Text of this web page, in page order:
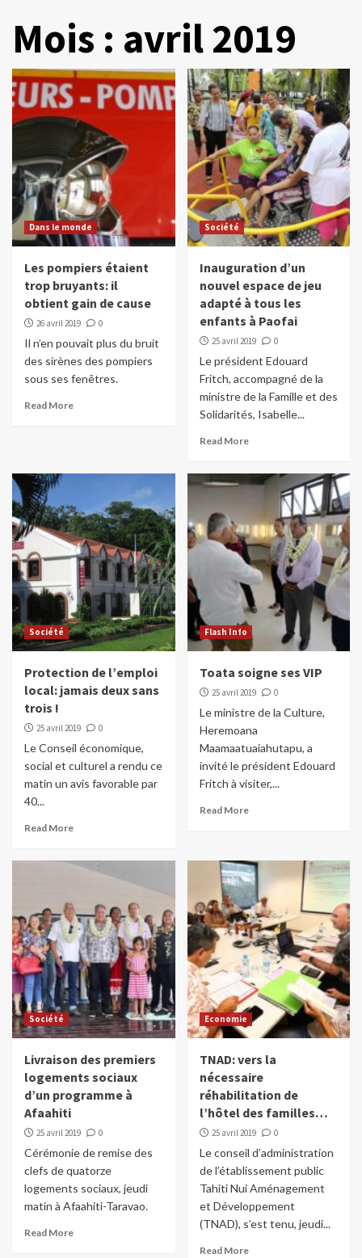
Mois : avril 2019
Dans le monde
Les pompiers étaient
trop bruyants: il
obtient gain de cause
26 avril 2019 0
Il n’en pouvait plus du bruit
des sirènes des pompiers
sous ses fenêtres.
Read More
Société
Inauguration d’un
nouvel espace de jeu
adapté à tous les
enfants à Paofai
25 avril 2019 0
Le président Edouard
Fritch, accompagné de la
ministre de la Famille et des
Solidarités, Isabelle...
Read More
Société
Protection de l’emploi
local: jamais deux sans
trois !
25 avril 2019 0
Le Conseil économique,
social et culturel a rendu ce
matin un avis favorable par
40...
Read More
Flash Info
Toata soigne ses VIP
25 avril 2019 0
Le ministre de la Culture,
Heremoana
Maamaatuaiahutapu, a
invité le président Edouard
Fritch à visiter,...
Read More
Société
Livraison des premiers
logements sociaux
d’un programme à
Afaahiti
25 avril 2019 0
Cérémonie de remise des
clefs de quatorze
logements sociaux, jeudi
matin à Afaahiti-Taravao.
Read More
Economie
TNAD: vers la
nécessaire
réhabilitation de
l’hôtel des familles…
25 avril 2019 0
Le conseil d’administration
de l’établissement public
Tahiti Nui Aménagement
et Développement
(TNAD), s’est tenu, jeudi...
Read More